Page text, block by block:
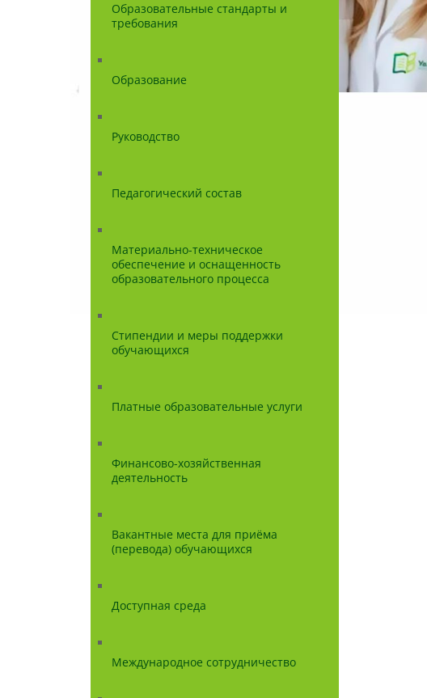
Образовательные стандарты и
требования
Образование
Руководство
Педагогический состав
Материально-техническое
обеспечение и оснащенность
образовательного процесса
Стипендии и меры поддержки
обучающихся
Платные образовательные услуги
Финансово-хозяйственная
деятельность
Вакантные места для приёма
(перевода) обучающихся
Доступная среда
Международное сотрудничество